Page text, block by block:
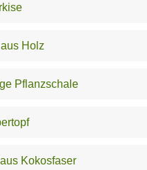
Holz
Pflanzschale
Kokosfaser